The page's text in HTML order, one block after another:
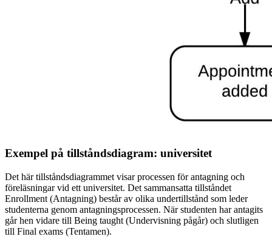
Exempel på tillståndsdiagram: universitet
Det här tillståndsdiagrammet visar processen för antagning och
föreläsningar vid ett universitet. Det sammansatta tillståndet
Enrollment (Antagning) består av olika undertillstånd som leder
studenterna genom antagningsprocessen. När studenten har antagits
går hen vidare till Being taught (Undervisning pågår) och slutligen
till Final exams (Tentamen).